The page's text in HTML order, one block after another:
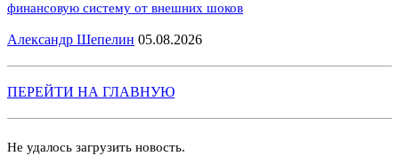
финансовую систему от внешних шоков
Александр Шепелин 05.08.2026
ПЕРЕЙТИ НА ГЛАВНУЮ
Не удалось загрузить новость.